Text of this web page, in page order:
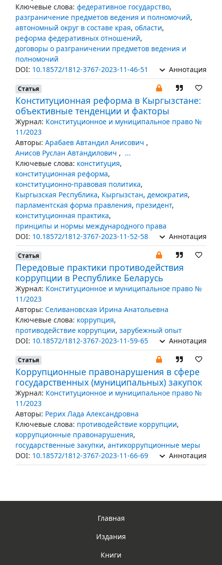
Ключевые слова: федеративное государство,
разграничение предметов ведения и полномочий,
автономный округ в составе края, области,
реформа федеративных отношений,
договоры о разграничении предметов ведения и
полномочий
DOI: 10.18572/1812-3767-2023-11-46-51 Аннотация
Статья
Конституционная реформа в Кыргызстане:
объективные тенденции и факторы
Журнал: Конституционное и муниципальное право №
11/2023
Авторы: Арабаев Автандил Анисович ,
Анисов Руслан Автандилович , ...
Ключевые слова: конституция,
конституционная реформа,
конституционно-правовая политика,
Кыргызская Республика, Кыргызстан, демократия,
парламентская форма правления, президент,
конституционная практика,
принципы и нормы международного права
DOI: 10.18572/1812-3767-2023-11-52-58 Аннотация
Статья
Передовые практики противодействия
коррупции в Республике Беларусь
Журнал: Конституционное и муниципальное право №
11/2023
Авторы: Селивановская Ирина Анатольевна
Ключевые слова: коррупция,
противодействие коррупции, зарубежный опыт
DOI: 10.18572/1812-3767-2023-11-59-65 Аннотация
Статья
Коррупционные правонарушения в сфере
государственных (муниципальных) закупок
Журнал: Конституционное и муниципальное право №
11/2023
Авторы: Рерих Лада Александровна
Ключевые слова: противодействие коррупции,
коррупционные правонарушения,
государственные закупки, антикоррупционные меры
DOI: 10.18572/1812-3767-2023-11-66-69 Аннотация
Главная
Издания
Книги